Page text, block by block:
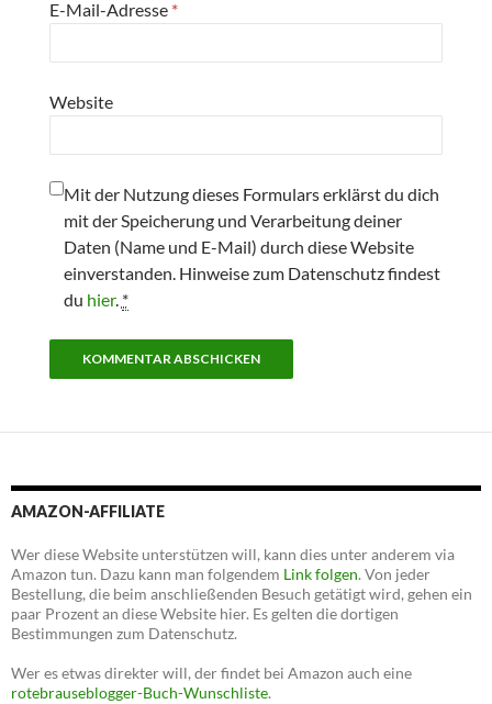
E-Mail-Adresse *
Website
Mit der Nutzung dieses Formulars erklärst du dich
mit der Speicherung und Verarbeitung deiner
Daten (Name und E-Mail) durch diese Website
einverstanden. Hinweise zum Datenschutz findest
du hier. *
AMAZON-AFFILIATE
Wer diese Website unterstützen will, kann dies unter anderem via
Amazon tun. Dazu kann man folgendem Link folgen. Von jeder
Bestellung, die beim anschließenden Besuch getätigt wird, gehen ein
paar Prozent an diese Website hier. Es gelten die dortigen
Bestimmungen zum Datenschutz.
Wer es etwas direkter will, der findet bei Amazon auch eine
rotebrauseblogger-Buch-Wunschliste.